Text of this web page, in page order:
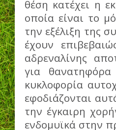
θέση κατέχει η
οποία είναι το
την εξέλιξη της
έχουν
αδρεναλίνης
για
κυκλοφορία
εφοδιάζονται
την έγκαιρη
ενδομυϊκά στην